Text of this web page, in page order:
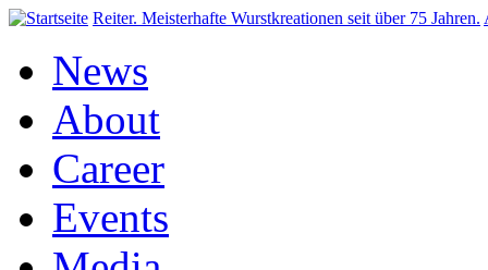
Direkt zum InhaltReiter. Meisterhafte Wurstkreationen seit über 75 Jahren.
News
About
Career
Events